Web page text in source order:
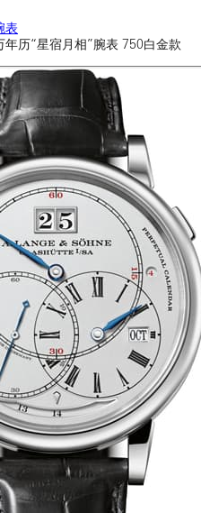
表
年历“星宿月相”腕表 750白金款